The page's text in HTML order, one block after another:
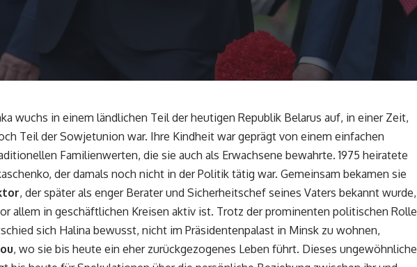
wuchs in einem ländlichen Teil der heutigen Republik Belarus auf, in einer Zeit,
Teil der Sowjetunion war. Ihre Kindheit war geprägt von einem einfachen
Familienwerten, die sie auch als Erwachsene bewahrte. 1975 heiratete
der damals noch nicht in der Politik tätig war. Gemeinsam bekamen sie
, der später als enger Berater und Sicherheitschef seines Vaters bekannt wurde,
allem in geschäftlichen Kreisen aktiv ist. Trotz der prominenten politischen Rolle
sich Halina bewusst, nicht im Präsidentenpalast in Minsk zu wohnen,
, wo sie bis heute ein eher zurückgezogenes Leben führt. Dieses ungewöhnliche